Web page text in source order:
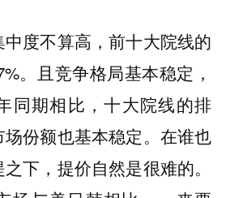
度不算高，前十大院线的
。且竞争格局基本稳定，
同期相比，十大院线的排
份额也基本稳定。在谁也
下，提价自然是很难的。